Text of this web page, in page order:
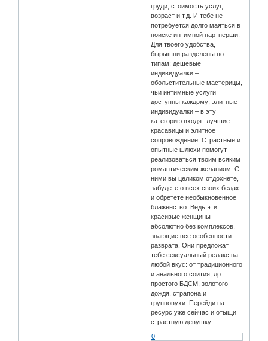
груди, стоимость услуг,
возраст и т.д. И тебе не
потребуется долго маяться в
поиске интимной партнерши.
Для твоего удобства,
бырышни разделены по
типам: дешевые
индивидуалки –
обольстительные мастерицы,
чьи интимные услуги
доступны каждому; элитные
индивидуалки – в эту
категорию входят лучшие
красавицы и элитное
сопровождение. Страстные и
опытные шлюхи помогут
реализоваться твоим всяким
романтическим желаниям. С
ними вы целиком отдохнете,
забудете о всех своих бедах
и обретете необыкновенное
блаженство. Ведь эти
красивые женщины
абсолютно без комплексов,
знающие все особенности
разврата. Они предложат
тебе сексуальный релакс на
любой вкус: от традиционного
и анального соития, до
простого БДСМ, золотого
дождя, страпона и
групповухи. Перейди на
ресурс уже сейчас и отыщи
страстную девушку.
0